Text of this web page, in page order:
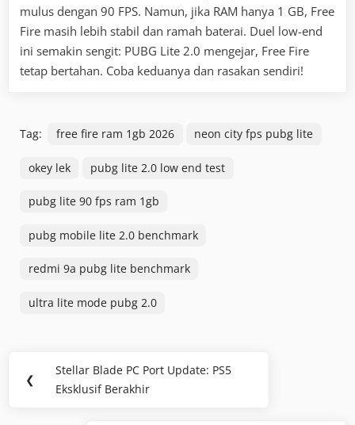
mulus dengan 90 FPS. Namun, jika RAM hanya 1 GB, Free
Fire masih lebih stabil dan ramah baterai. Duel low-end
ini semakin sengit: PUBG Lite 2.0 mengejar, Free Fire
tetap bertahan. Coba keduanya dan rasakan sendiri!
Tag: free fire ram 1gb 2026 neon city fps pubg lite
okey lek pubg lite 2.0 low end test
pubg lite 90 fps ram 1gb
pubg mobile lite 2.0 benchmark
redmi 9a pubg lite benchmark
ultra lite mode pubg 2.0
Navigasi
pos
❮
Previous
Post:
Stellar Blade PC Port Update: PS5
Eksklusif Berakhir